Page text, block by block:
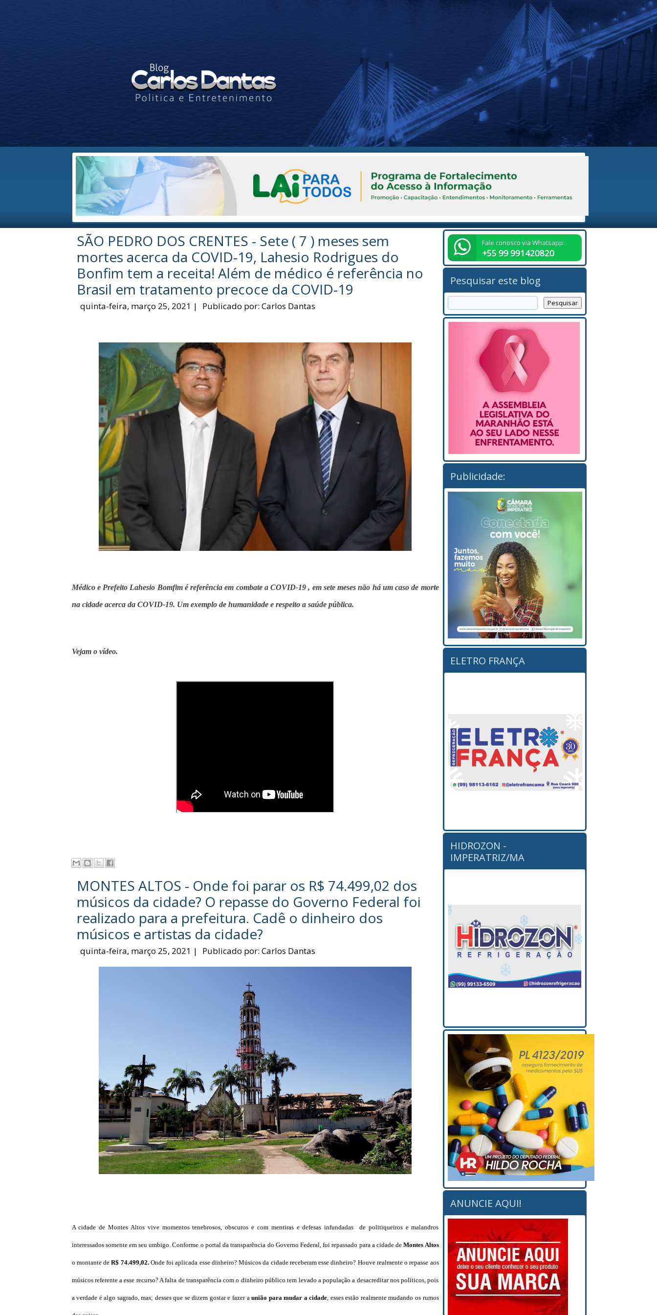
SÃO PEDRO DOS CRENTES - Sete ( 7 ) meses sem
mortes acerca da COVID-19, Lahesio Rodrigues do
Bonfim tem a receita! Além de médico é referência no
Brasil em tratamento precoce da COVID-19
quinta-feira, março 25, 2021 | Publicado por: Carlos Dantas
Médico e Prefeito Lahesio Bomfim é referência em combate a COVID-19 , em sete meses não há um caso de morte
na cidade acerca da COVID-19. Um exemplo de humanidade e respeito a saúde pública.
Vejam o vídeo.
MONTES ALTOS - Onde foi parar os R$ 74.499,02 dos
músicos da cidade? O repasse do Governo Federal foi
realizado para a prefeitura. Cadê o dinheiro dos
músicos e artistas da cidade?
quinta-feira, março 25, 2021 | Publicado por: Carlos Dantas
A cidade de Montes Altos vive momentos tenebrosos, obscuros e com mentiras e defesas infundadas de politiqueiros e malandros
interessados somente em seu umbigo. Conforme o portal da transparência do Governo Federal, foi repassado para a cidade deMontes Altos
o montante deR$ 74.499,02.Onde foi aplicada esse dinheiro? Músicos da cidade receberam esse dinheiro? Houve realmente o repasse aos
músicos referente a esse recurso? A falta de transparência com o dinheiro público tem levado a população a desacreditar nos políticos, pois
a verdade é algo sagrado, mas; desses que se dizem gostar e fazer aunião para mudar a cidade , esses estão realmente mudando os rumos
Fale conosco via Whatsapp:
+55 99 991420820
Pesquisar este blog
Publicidade:
ELETRO FRANÇA
HIDROZON -
IMPERATRIZ/MA
ANUNCIE AQUI!